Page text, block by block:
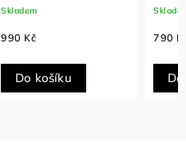
Skladem
990 Kč
Do košíku
790